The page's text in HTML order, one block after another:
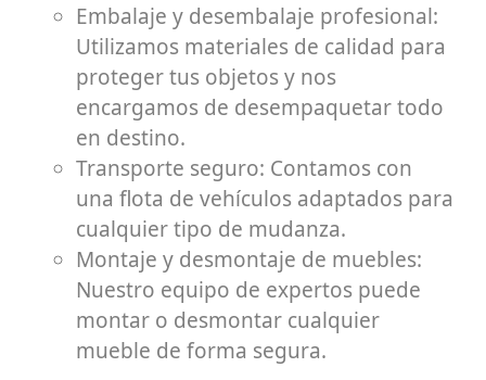
Embalaje y desembalaje profesional:
Utilizamos materiales de calidad para
proteger tus objetos y nos
encargamos de desempaquetar todo
en destino.
Transporte seguro: Contamos con
una flota de vehículos adaptados para
cualquier tipo de mudanza.
Montaje y desmontaje de muebles:
Nuestro equipo de expertos puede
montar o desmontar cualquier
mueble de forma segura.